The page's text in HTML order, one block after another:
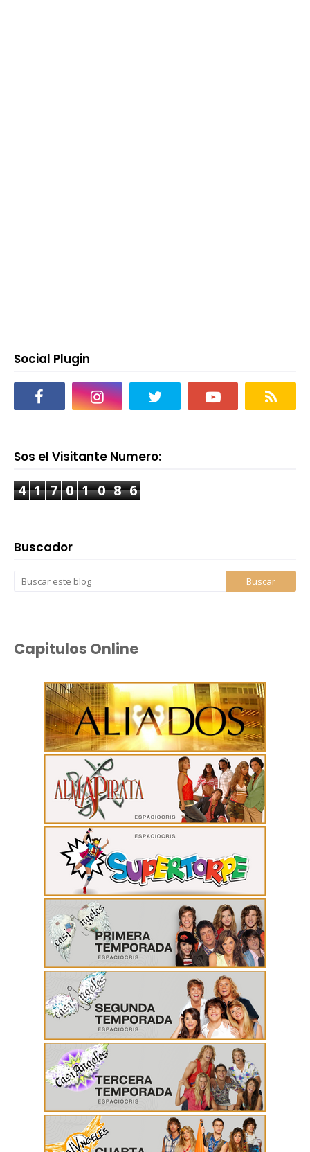
Social Plugin
Sos el Visitante Numero:
4 1 7 0 1 0 8 6
Buscador
Capitulos Online